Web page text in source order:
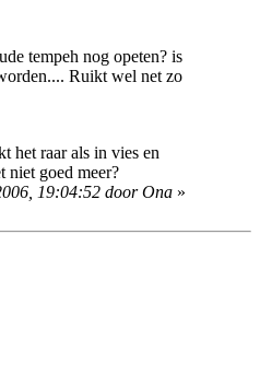
tempeh nog opeten? is
Ruikt wel net zo
het raar als in vies en
niet goed meer?
19:04:52 door Ona »